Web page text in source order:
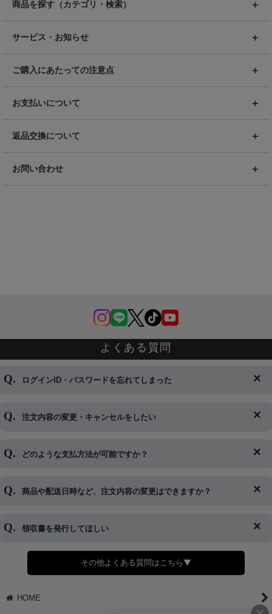
商品を探す（カテゴリ・検索）
サービス・お知らせ
ご購入にあたっての注意点
お支払いについて
返品交換について
お問い合わせ
よくある質問
ログインID・パスワードを忘れてしまった
◆下記ページより、ログインIDの変更が可能です。
注文内容の変更・キャンセルをしたい
◆即日発送を行なっている関係上、午後以降のご連絡やキャンセル
※発送後、発送準備が完了しお手続きが間に合わない場合は変更、
どのような支払方法が可能ですか？
◆代金引換・クレジットカード・携帯キャリア決済・おねだり決
商品や配送日時など、注文内容の変更はできますか？
◆商品発送前の変更は承っております。
さい。
領収書を発行してほしい
◆領収書はご希望頂いた場合のみ発行しております。
【これからご注文する場合】
STEP2「お届け先・お支払い」ページにて備考欄に下記の記載をお
その他よくある質問はこちら▼
HOME